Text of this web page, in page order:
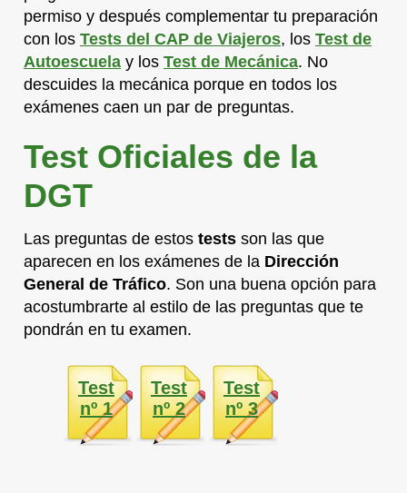
permiso y después complementar tu preparación
con los Tests del CAP de Viajeros, los Test de
Autoescuela y los Test de Mecánica. No
descuides la mecánica porque en todos los
exámenes caen un par de preguntas.
Test Oficiales de la
DGT
Las preguntas de estos tests son las que
aparecen en los exámenes de la Dirección
General de Tráfico. Son una buena opción para
acostumbrarte al estilo de las preguntas que te
pondrán en tu examen.
Test
nº 1
Test
nº 2
Test
nº 3